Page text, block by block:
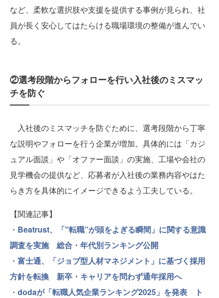
など、柔軟な選択肢や支援を提供する事例が見られ、社
員が長く安心してはたらける職場環境の整備が進んでい
る。
②選考段階からフォローを行い入社後のミスマッ
チを防ぐ
入社後のミスマッチを防ぐために、選考段階から丁寧
な説明やフォローを行う企業が増加。具体的には「カジ
ュアル面談」や「オファー面談」の実施、工場や会社の
見学機会の提供など、応募者が入社後の業務内容やはた
らき方を具体的にイメージできるよう工夫している。
【関連記事】
・ Beatrust、「"転職”が頭をよぎる瞬間」に関する意識
調査を実施 総合・年代別ランキング公開
・ 富士通、「ジョブ型人材マネジメント」に基づく採用
方針を転換 新卒・キャリアを問わず通年採用へ
・ dodaが「転職人気企業ランキング2025」を発表 ト